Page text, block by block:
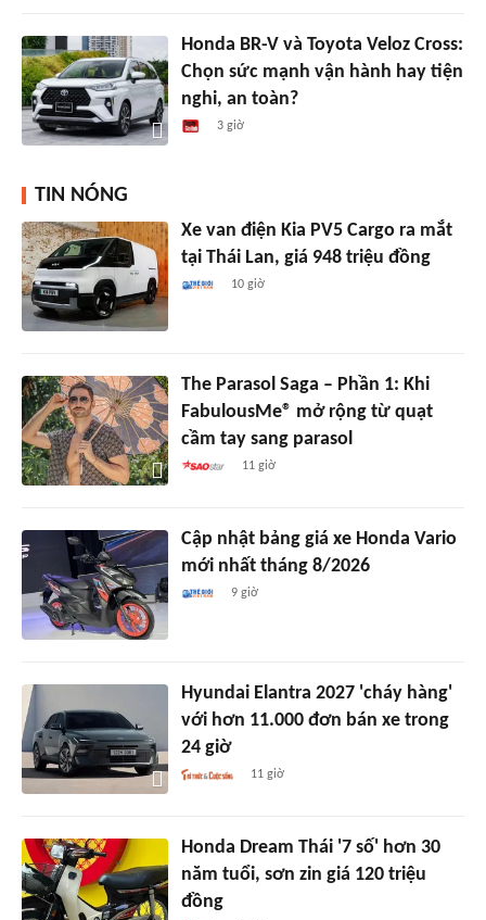
Honda BR-V và Toyota Veloz Cross:
Chọn sức mạnh vận hành hay tiện
nghi, an toàn?
3 giờ
TIN NÓNG
Xe van điện Kia PV5 Cargo ra mắt
tại Thái Lan, giá 948 triệu đồng
10 giờ
The Parasol Saga – Phần 1: Khi
FabulousMe® mở rộng từ quạt
cầm tay sang parasol
11 giờ
Cập nhật bảng giá xe Honda Vario
mới nhất tháng 8/2026
9 giờ
Hyundai Elantra 2027 'cháy hàng'
với hơn 11.000 đơn bán xe trong
24 giờ
11 giờ
Honda Dream Thái '7 số' hơn 30
năm tuổi, sơn zin giá 120 triệu
đồng